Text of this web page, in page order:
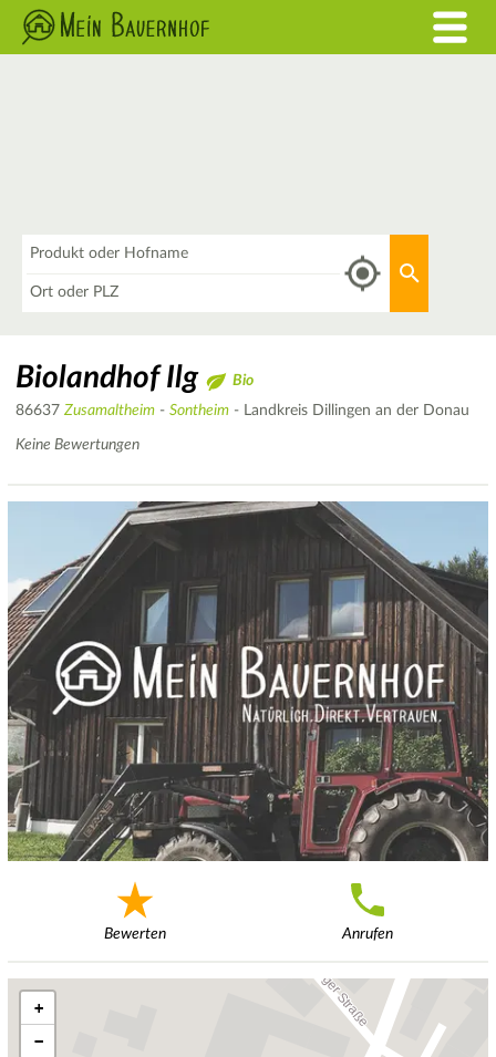
Biolandhof Ilg
Bio
86637 Zusamaltheim - Sontheim - Landkreis Dillingen an der Donau
Keine Bewertungen
Bewerten Anrufen
+
−